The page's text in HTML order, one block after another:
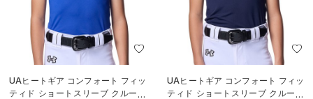
UAヒートギア コンフォート フィッ
ティド ショートスリーブ クルーネ
UAヒートギア コンフォート フィッ
ティド ショートスリーブ クルーネ